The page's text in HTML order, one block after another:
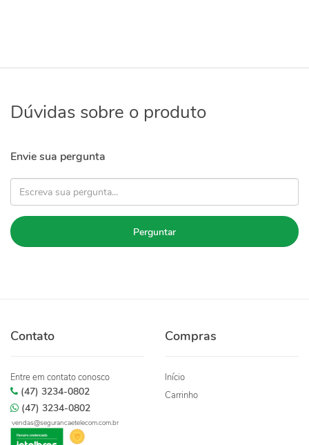
Dúvidas sobre o produto
Envie sua pergunta
Perguntar
Contato
Entre em contato conosco
(47) 3234-0802
(47) 3234-0802
vendas@segurancaetelecom.com.br
Compras
Início
Carrinho